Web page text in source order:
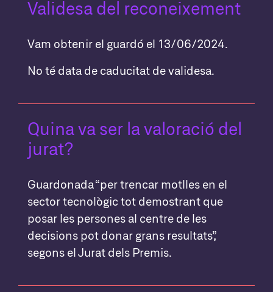
Validesa del reconeixement
Vam obtenir el guardó el 13/06/2024.
No té data de caducitat de validesa.
Quina va ser la valoració del
jurat?
Guardonada “per trencar motlles en el
sector tecnològic tot demostrant que
posar les persones al centre de les
decisions pot donar grans resultats”,
segons el Jurat dels Premis.